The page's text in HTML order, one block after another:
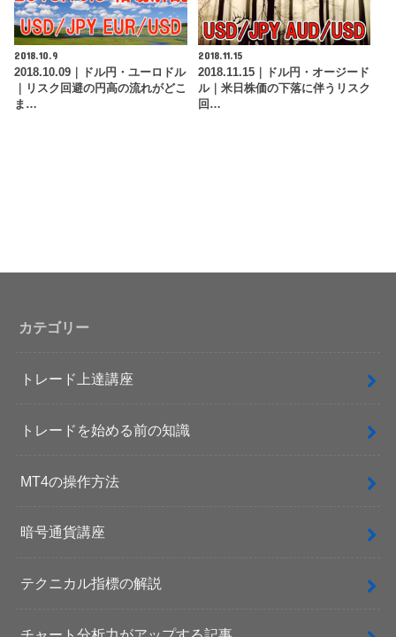
2018.10.9
2018.10.09｜ドル円・ユーロドル
｜リスク回避の円高の流れがどこ
ま…
2018.11.15
2018.11.15｜ドル円・オージード
ル｜米日株価の下落に伴うリスク
回…
カテゴリー
トレード上達講座
トレードを始める前の知識
MT4の操作方法
暗号通貨講座
テクニカル指標の解説